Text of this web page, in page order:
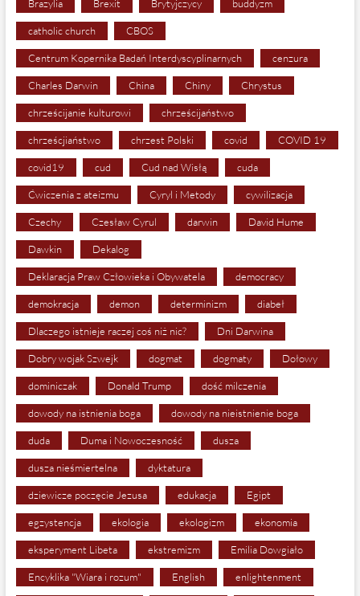
Brazylia Brexit Brytyjczycy buddyzm
catholic church CBOS
Centrum Kopernika Badań Interdyscyplinarnych cenzura
Charles Darwin China Chiny Chrystus
chrześcijanie kulturowi chrześcijaństwo
chrześcjiaństwo chrzest Polski covid COVID 19
covid19 cud Cud nad Wisłą cuda
Ćwiczenia z ateizmu Cyryl i Metody cywilizacja
Czechy Czesław Cyrul darwin David Hume
Dawkin Dekalog
Deklaracja Praw Człowieka i Obywatela democracy
demokracja demon determinizm diabeł
Dlaczego istnieje raczej coś niż nic? Dni Darwina
Dobry wojak Szwejk dogmat dogmaty Dołowy
dominiczak Donald Trump dość milczenia
dowody na istnienia boga dowody na nieistnienie boga
duda Duma i Nowoczesność dusza
dusza nieśmiertelna dyktatura
dziewicze poczęcie Jezusa edukacja Egipt
egzystencja ekologia ekologizm ekonomia
eksperyment Libeta ekstremizm Emilia Dowgiało
Encyklika "Wiara i rozum" English enlightenment